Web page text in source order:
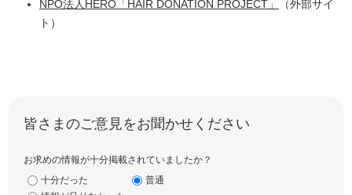
NPO法人HERO「HAIR DONATION PROJECT」
（外部サイ
ト）​
皆さまのご意見をお聞かせください
お求めの情報が十分掲載されていましたか？
十分だった
普通